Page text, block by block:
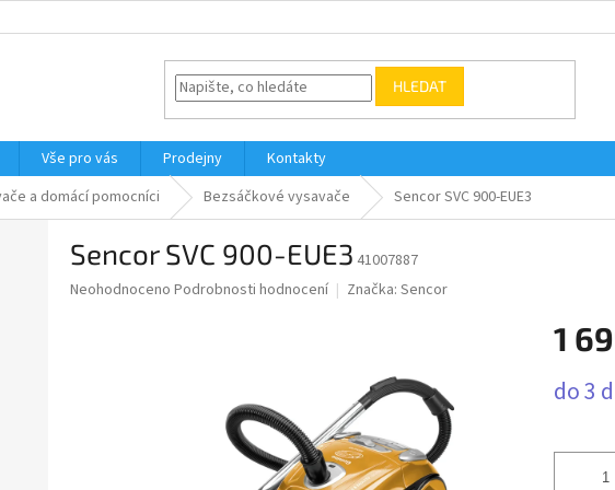
HLEDAT
Vše pro vás Prodejny
Kontakty
a domácí pomocníci Bezsáčkové vysavače Sencor SVC 900-EUE3
Sencor SVC 900-EUE3 41007887
Průměrné
Neohodnoceno Podrobnosti hodnocení Značka: Sencor
1
cena:
do 3